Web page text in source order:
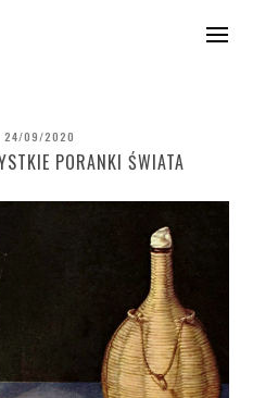
24/09/2020
PORANKI ŚWIATA